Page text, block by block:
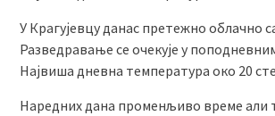
У Крагујевцу данас претежно облачно
Разведравање се очекује у
Највиша дневна температура око 20
Наредних дана променљиво време али